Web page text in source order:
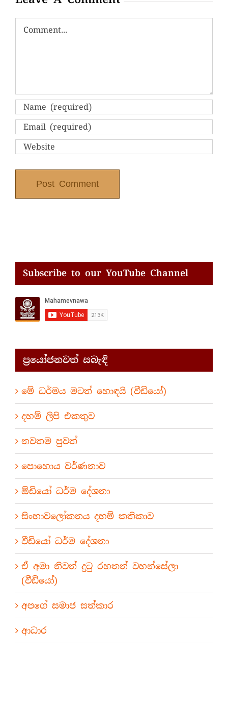
Comment
Subscribe to our YouTube Channel
ප්‍රයෝජනවත් සබැඳි
මේ ධර්මය මටත් හොඳයි (වීඩියෝ)
දහම් ලිපි එකතුව
නවතම පුවත්
පොහොය වර්ණනාව
ඕඩියෝ ධර්ම දේශනා
සිංහාවලෝකනය දහම් කතිකාව
වීඩියෝ ධර්ම දේශනා
ඒ අමා නිවන් දුටු රහතන් වහන්සේලා
(වීඩියෝ)
අපගේ සමාජ සත්කාර
ආධාර